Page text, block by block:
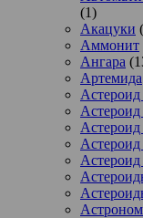
(1)
Акацуки
Аммонит
Ангара
Артемида